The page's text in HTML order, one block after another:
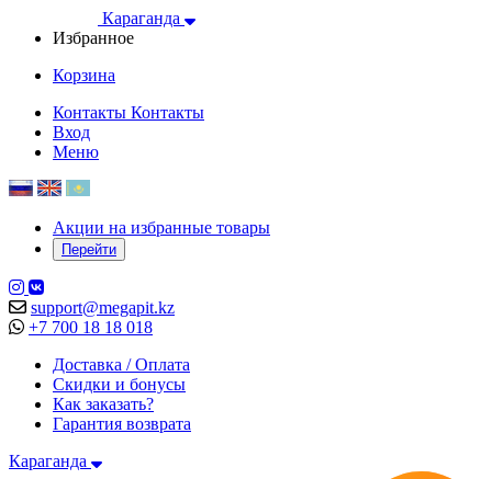
Караганда
Избранное
Корзина
Контакты Контакты
Вход
Меню
Акции на избранные товары
Перейти
support@megapit.kz
+7 700 18 18 018
Доставка / Оплата
Скидки и бонусы
Как заказать?
Гарантия возврата
Караганда